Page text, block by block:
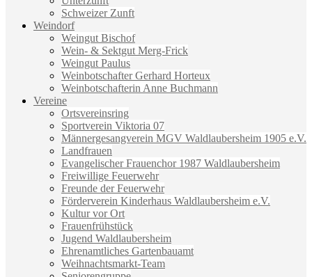
Schweizer Zunft
Weindorf
Weingut Bischof
Wein- & Sektgut Merg-Frick
Weingut Paulus
Weinbotschafter Gerhard Horteux
Weinbotschafterin Anne Buchmann
Vereine
Ortsvereinsring
Sportverein Viktoria 07
Männergesangverein MGV Waldlaubersheim 1905 e.V.
Landfrauen
Evangelischer Frauenchor 1987 Waldlaubersheim
Freiwillige Feuerwehr
Freunde der Feuerwehr
Förderverein Kinderhaus Waldlaubersheim e.V.
Kultur vor Ort
Frauenfrühstück
Jugend Waldlaubersheim
Ehrenamtliches Gartenbauamt
Weihnachtsmarkt-Team